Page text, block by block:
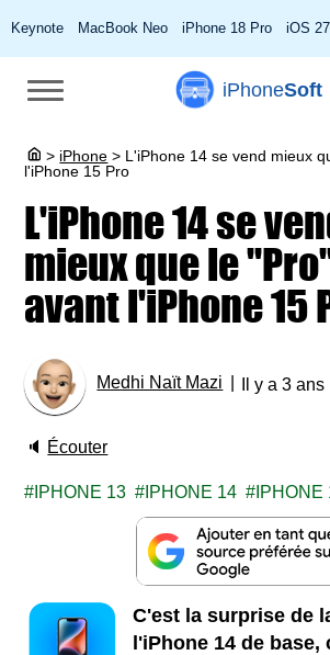
Keynote MacBook Neo iPhone 18 Pro iOS 27
iPhoneSoft
> iPhone > L'iPhone 14 se vend mieux
l'iPhone 15 Pro
L'iPhone 14 se
mieux que le
avant l'iPhone 15
Medhi Naït Mazi Il y a 3 ans
🔈 Écouter
IPHONE 13 IPHONE 14 IPHONE
C'est la surprise de
l'iPhone 14 de base,